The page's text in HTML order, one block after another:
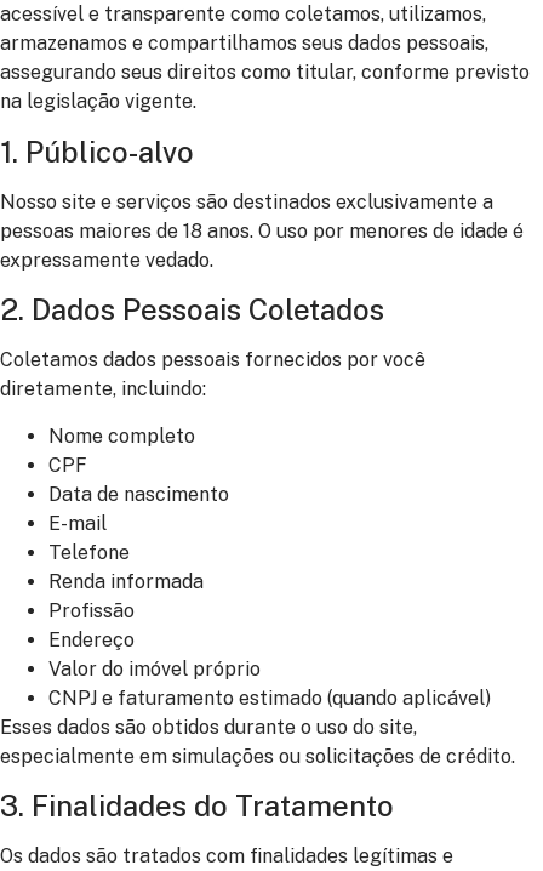
acessível e transparente como coletamos, utilizamos,
armazenamos e compartilhamos seus dados pessoais,
assegurando seus direitos como titular, conforme previsto
na legislação vigente.
1. Público-alvo
Nosso site e serviços são destinados exclusivamente a
pessoas maiores de 18 anos. O uso por menores de idade é
expressamente vedado.
2. Dados Pessoais Coletados
Coletamos dados pessoais fornecidos por você
diretamente, incluindo:
Nome completo
CPF
Data de nascimento
E-mail
Telefone
Renda informada
Profissão
Endereço
Valor do imóvel próprio
CNPJ e faturamento estimado (quando aplicável)
Esses dados são obtidos durante o uso do site,
especialmente em simulações ou solicitações de crédito.
3. Finalidades do Tratamento
Os dados são tratados com finalidades legítimas e